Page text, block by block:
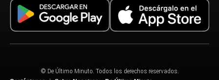
© De Último Minuto. Todos los derechos reservados.